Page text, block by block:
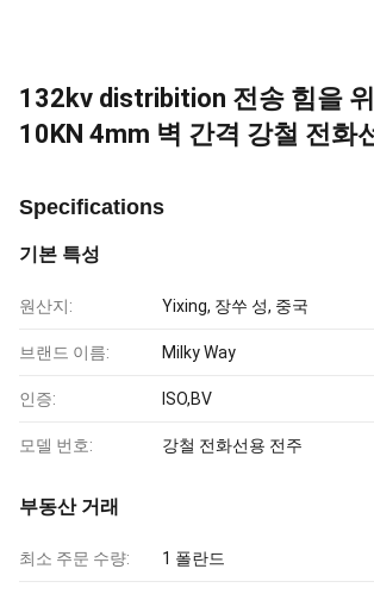
132kv distribition 전송 힘을
10KN 4mm 벽 간격 강철 전화
Specifications
기본 특성
원산지: Yixing, 장쑤 성, 중국
브랜드 이름: Milky Way
인증: ISO,BV
모델 번호: 강철 전화선용 전주
부동산 거래
최소 주문 수량: 1 폴란드